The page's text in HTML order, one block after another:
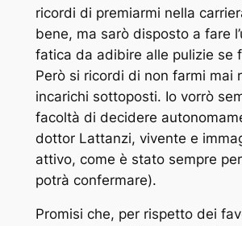
ricordi di premiarmi nella
bene, ma sarò disposto a fare
fatica da adibire alle pulizie se
Però si ricordi di non farmi mai
incarichi sottoposti. Io vorrò
facoltà di decidere
dottor Lattanzi, vivente e
attivo, come è stato sempre
potrà confermare).
Promisi che, per rispetto dei